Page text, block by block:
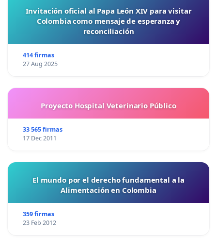
Invitación oficial al Papa León XIV para visitar
Colombia como mensaje de esperanza y
reconciliación
414 firmas
27 Aug 2025
Proyecto Hospital Veterinario Público
33 565 firmas
17 Dec 2011
El mundo por el derecho fundamental a la
Alimentación en Colombia
359 firmas
23 Feb 2012